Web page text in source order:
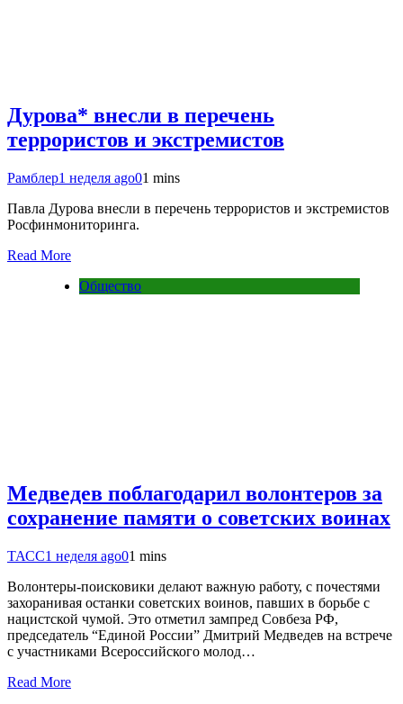
Дурова* внесли в перечень
террористов и экстремистов
Рамблер1 неделя ago01 mins
Павла Дурова внесли в перечень террористов и экстремистов
Росфинмониторинга.
Read More
Общество
Медведев поблагодарил волонтеров за
сохранение памяти о советских воинах
ТАСС1 неделя ago01 mins
Волонтеры-поисковики делают важную работу, с почестями
захоранивая останки советских воинов, павших в борьбе с
нацистской чумой. Это отметил зампред Совбеза РФ,
председатель “Единой России” Дмитрий Медведев на встрече
с участниками Всероссийского молод…
Read More